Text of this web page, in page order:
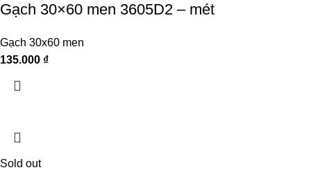
Gạch 30×60 men 3605D2 – mét
Gạch 30x60 men
135.000 ₫
Sold out